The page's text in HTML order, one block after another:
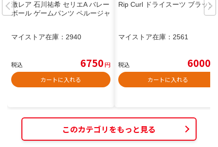
激レア 石川祐希 セリエA バレー
ボール ゲームパンツ ペルージャ
マイストア在庫： 2940
税込 6750円
カートに入れる
Rip Curl ドライスーツ ブラック
マイストア在庫： 2561
税込 6000
カートに入れる
このカテゴリをもっと見る